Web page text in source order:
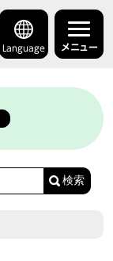
Language メニュー
検索